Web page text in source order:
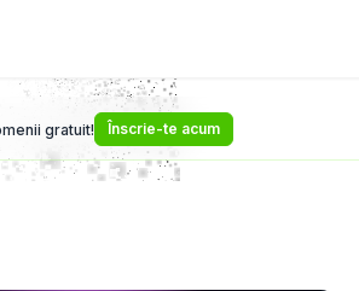
gratuit! Înscrie-te acum